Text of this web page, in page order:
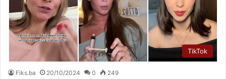
TikTok
Fiks.ba 20/10/2024 0 249